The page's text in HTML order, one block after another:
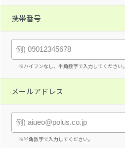
携帯番号
※ハイフンなし、半角数字で入力してください。
メールアドレス
※半角数字で入力してください。